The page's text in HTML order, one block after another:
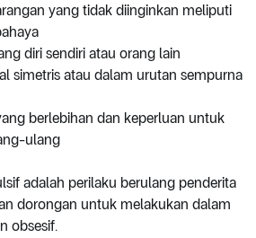
yang tidak diinginkan meliputi
diri sendiri atau orang lain
simetris atau dalam urutan sempurna
berlebihan dan keperluan untuk
ulang
adalah perilaku berulang penderita
dorongan untuk melakukan dalam
obsesif.